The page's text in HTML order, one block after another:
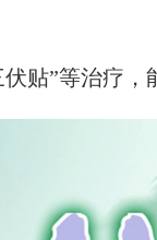
”等治疗，